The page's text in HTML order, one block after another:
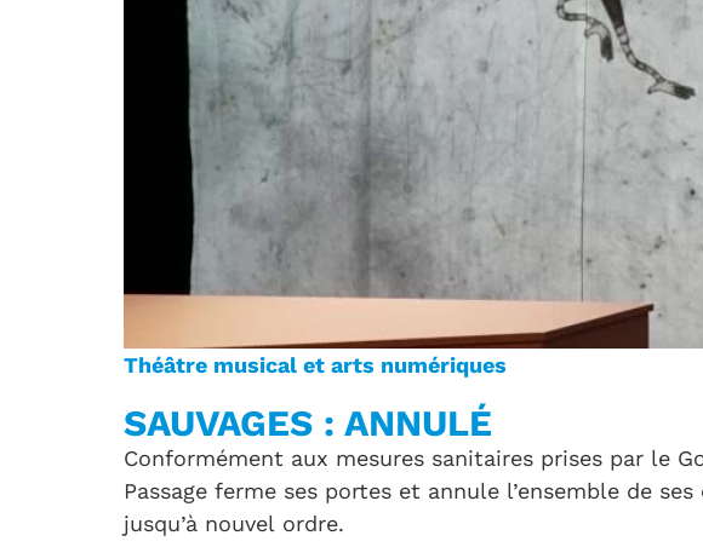
Théâtre musical et arts numériques
SAUVAGES : ANNULÉ
Conformément aux mesures sanitaires prises par le
Passage ferme ses portes et annule l’ensemble de ses
jusqu’à nouvel ordre.